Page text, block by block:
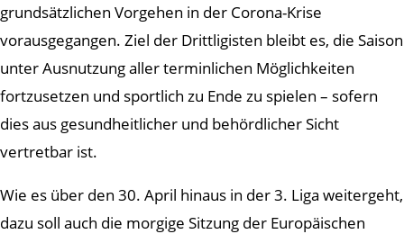
grundsätzlichen Vorgehen in der Corona-Krise
vorausgegangen. Ziel der Drittligisten bleibt es, die Saison
unter Ausnutzung aller terminlichen Möglichkeiten
fortzusetzen und sportlich zu Ende zu spielen – sofern
dies aus gesundheitlicher und behördlicher Sicht
vertretbar ist.
Wie es über den 30. April hinaus in der 3. Liga weitergeht,
dazu soll auch die morgige Sitzung der Europäischen